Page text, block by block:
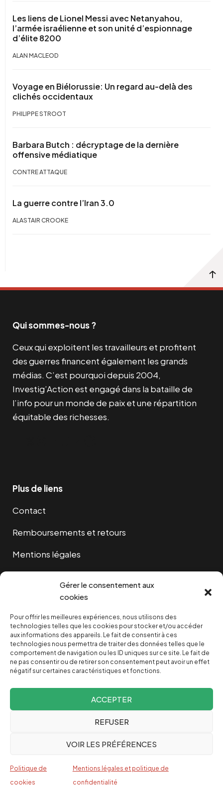
Gérer le consentement aux
cookies
Pour offrir les meilleures expériences, nous utilisons des
technologies telles que les cookies pour stocker et/ou accéder
aux informations des appareils. Le fait de consentir à ces
technologies nous permettra de traiter des données telles que le
comportement de navigation ou les ID uniques sur ce site. Le fait de
ne pas consentir ou de retirer son consentement peut avoir un effet
négatif sur certaines caractéristiques et fonctions.
ACCEPTER
REFUSER
VOIR LES PRÉFÉRENCES
Politique de
cookies
Mentions légales et politique de
confidentialité
Les liens de Lionel Messi avec Netanyahou,
l’armée israélienne et son unité d’espionnage
d’élite 8200
ALAN MACLEOD
Voyage en Biélorussie: Un regard au-delà des
clichés occidentaux
PHILIPPE STROOT
Barbara Butch : décryptage de la dernière
offensive médiatique
CONTRE ATTAQUE
La guerre contre l’Iran 3.0
ALASTAIR CROOKE
Qui sommes-nous ?
Ceux qui exploitent les travailleurs et profitent
des guerres financent également les grands
médias. C’est pourquoi depuis 2004,
Investig’Action est engagé dans la bataille de
l’info pour un monde de paix et une répartition
équitable des richesses.
Plus de liens
Contact
Remboursements et retours
Mentions légales
NOUS SOUTENIR
NOTRE NEWSLETTER
pour le changer
Espagnol